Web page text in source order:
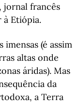
jornal francês
Etiópia.
imensas (é assim
altas onde
áridas). Mas
da
a Terra